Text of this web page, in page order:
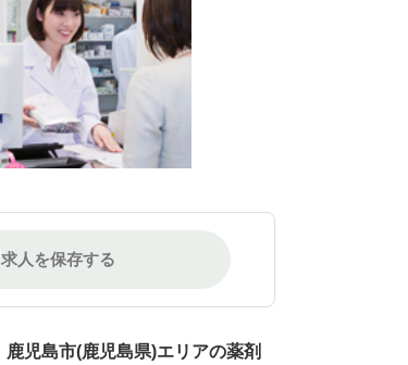
求人を保存する
鹿児島市(鹿児島県)エリアの薬剤